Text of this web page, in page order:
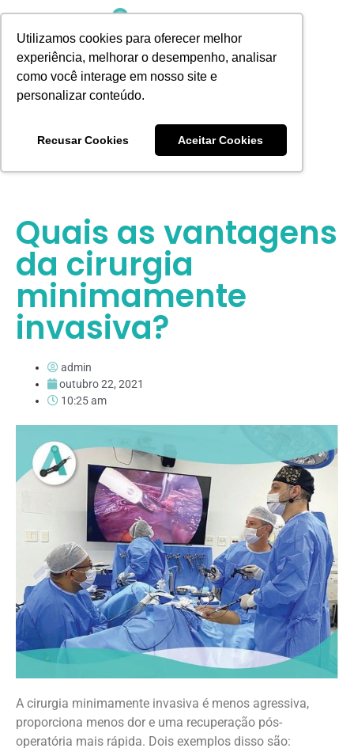
Utilizamos cookies para oferecer melhor
experiência, melhorar o desempenho, analisar
como você interage em nosso site e
personalizar conteúdo.
Recusar Cookies Aceitar Cookies
AGENDE UMA CONSULTA
Quais as vantagens
da cirurgia
minimamente
invasiva?
admin
outubro 22, 2021
10:25 am
A cirurgia minimamente invasiva é menos agressiva,
proporciona menos dor e uma recuperação pós-
operatória mais rápida. Dois exemplos disso são: